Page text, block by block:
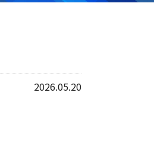
2026.05.20